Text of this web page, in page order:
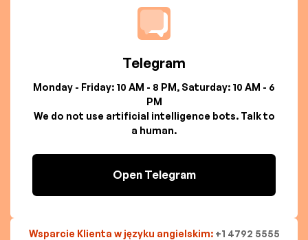
Telegram
Monday - Friday: 10 AM - 8 PM, Saturday: 10 AM - 6
PM
We do not use artificial intelligence bots. Talk to
a human.
Open Telegram
Wsparcie Klienta w języku angielskim: +1 4792 5555